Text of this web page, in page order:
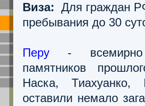
Виза: Для граждан
пребывания до 30
Перу - всемирно
памятников
Наска,
оставили немало